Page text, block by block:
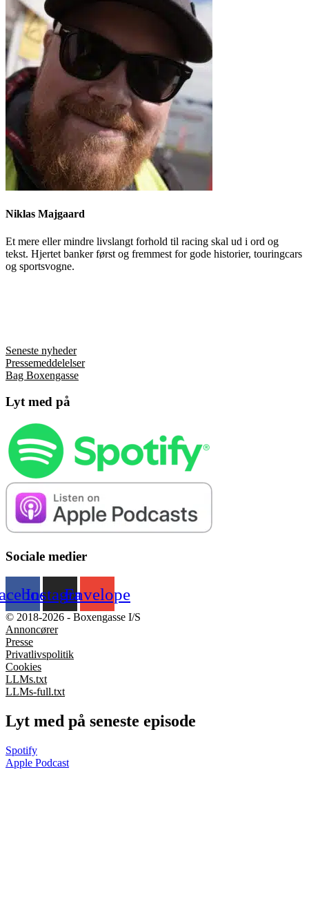
Niklas Majgaard
Et mere eller mindre livslangt forhold til racing skal ud i ord og
tekst. Hjertet banker først og fremmest for gode historier, touringcars
og sportsvogne.
Seneste nyheder
Pressemeddelelser
Bag Boxengasse
Lyt med på
Sociale medier
InstagramEnvelope
© 2018-2026 - Boxengasse I/S
Annoncører
Presse
Privatlivspolitik
Cookies
LLMs.txt
LLMs-full.txt
Lyt med på seneste episode
Spotify
Apple Podcast